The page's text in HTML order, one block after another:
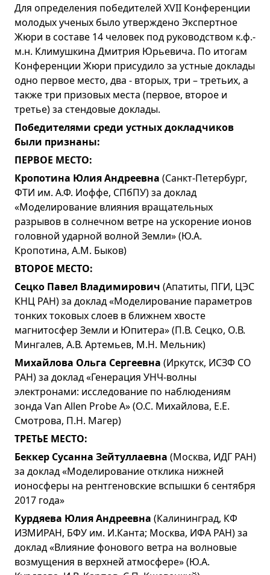
Для определения победителей XVII Конференции
молодых ученых было утверждено Экспертное
Жюри в составе 14 человек под руководством к.ф.-
м.н. Климушкина Дмитрия Юрьевича. По итогам
Конференции Жюри присудило за устные доклады
одно первое место, два - вторых, три – третьих, а
также три призовых места (первое, второе и
третье) за стендовые доклады.
Победителями среди устных докладчиков
были признаны:
ПЕРВОЕ МЕСТО:
Кропотина Юлия Андреевна (Санкт-Петербург,
ФТИ им. А.Ф. Иоффе, СПбПУ) за доклад
«Моделирование влияния вращательных
разрывов в солнечном ветре на ускорение ионов
головной ударной волной Земли» (Ю.А.
Кропотина, А.М. Быков)
ВТОРОЕ МЕСТО:
Сецко Павел Владимирович (Апатиты, ПГИ, ЦЭС
КНЦ РАН) за доклад «Моделирование параметров
тонких токовых слоев в ближнем хвосте
магнитосфер Земли и Юпитера» (П.В. Сецко, О.В.
Мингалев, А.В. Артемьев, М.Н. Мельник)
Михайлова Ольга Сергеевна (Иркутск, ИСЗФ СО
РАН) за доклад «Генерация УНЧ-волны
электронами: исследование по наблюдениям
зонда Van Allen Probe A» (О.С. Михайлова, Е.Е.
Смотрова, П.Н. Магер)
ТРЕТЬЕ МЕСТО:
Беккер Сусанна Зейтуллаевна (Москва, ИДГ РАН)
за доклад «Моделирование отклика нижней
ионосферы на рентгеновские вспышки 6 сентября
2017 года»
Курдяева Юлия Андреевна (Калининград, КФ
ИЗМИРАН, БФУ им. И.Канта; Москва, ИФА РАН) за
доклад «Влияние фонового ветра на волновые
возмущения в верхней атмосфере» (Ю.А.